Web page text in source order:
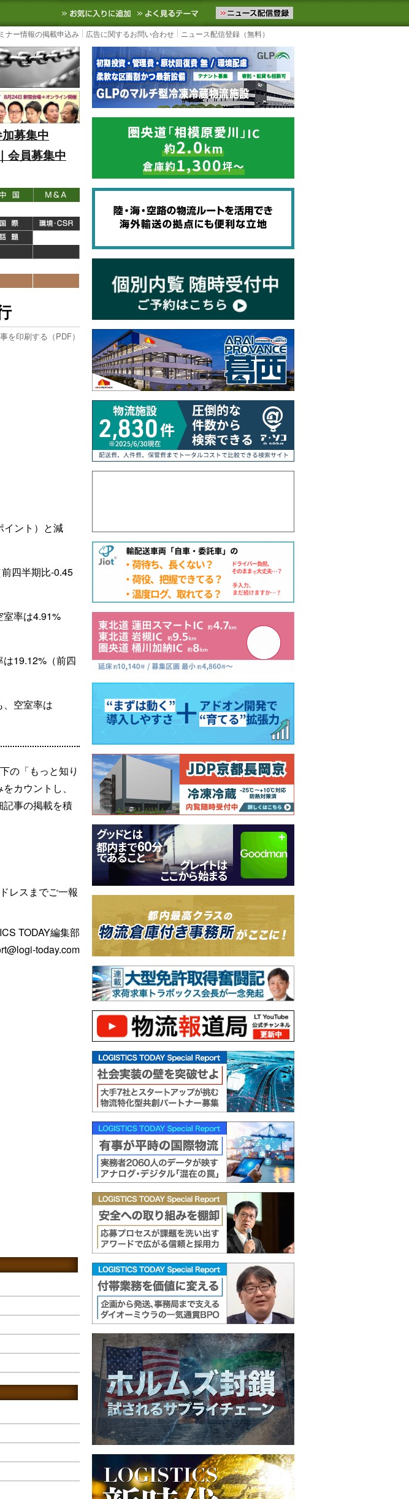
トなど国内外の最新の物流ニュースをお届けします。物流ニュースメール配信を登録す
お気に入りに追加 よく見るテーマ
ナー情報の掲載申込み 広告に関するお問い合わせ ニュース配信登録（無料）
募集中
会員募集中
を印刷する（PDF）
イント）と減
四半期比-0.45
率は4.91%
19.12%（前四
空室率は
の「もっと知り
カウントし、
事の掲載を積
レスまでご一報
TODAY編集部
today.com